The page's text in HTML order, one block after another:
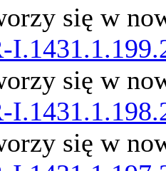
się w
się w
się w